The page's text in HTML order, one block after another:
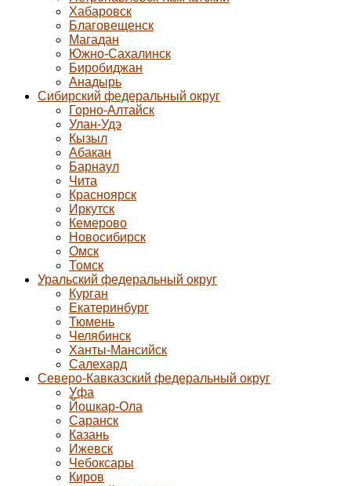
Хабаровск
Благовещенск
Магадан
Южно-Сахалинск
Биробиджан
Анадырь
Сибирский федеральный округ
Горно-Алтайск
Улан-Удэ
Кызыл
Абакан
Барнаул
Чита
Красноярск
Иркутск
Кемерово
Новосибирск
Омск
Томск
Уральский федеральный округ
Курган
Екатеринбург
Тюмень
Челябинск
Ханты-Мансийск
Салехард
Северо-Кавказский федеральный округ
Уфа
Йошкар-Ола
Саранск
Казань
Ижевск
Чебоксары
Киров